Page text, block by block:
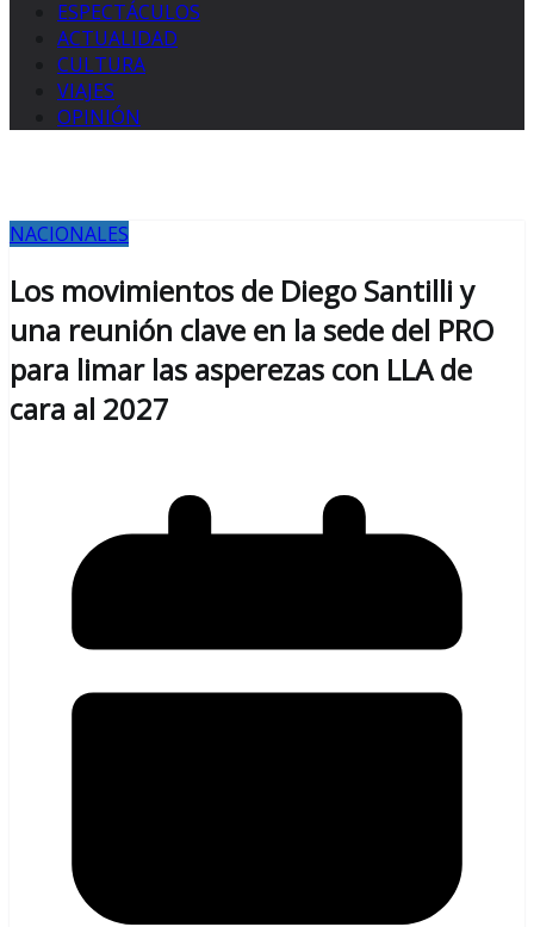
ESPECTÁCULOS
ACTUALIDAD
CULTURA
VIAJES
OPINIÓN
NACIONALES
Los movimientos de Diego Santilli y
una reunión clave en la sede del PRO
para limar las asperezas con LLA de
cara al 2027